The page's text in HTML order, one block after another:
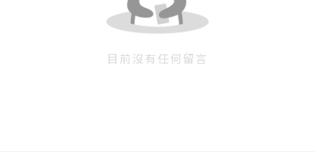
目前沒有任何留言